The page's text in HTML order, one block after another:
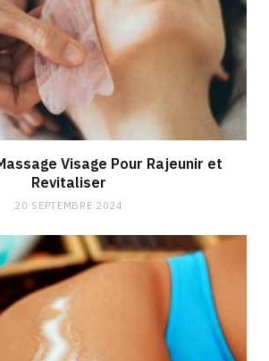
Visage Pour Rajeunir et
Revitaliser
20 SEPTEMBRE 2024